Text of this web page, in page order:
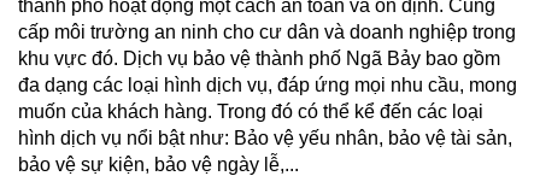
thành phố hoạt động một cách an toàn và ổn định. Cung
cấp môi trường an ninh cho cư dân và doanh nghiệp trong
khu vực đó. Dịch vụ bảo vệ thành phố Ngã Bảy bao gồm
đa dạng các loại hình dịch vụ, đáp ứng mọi nhu cầu, mong
muốn của khách hàng. Trong đó có thể kể đến các loại
hình dịch vụ nổi bật như: Bảo vệ yếu nhân, bảo vệ tài sản,
bảo vệ sự kiện, bảo vệ ngày lễ,...